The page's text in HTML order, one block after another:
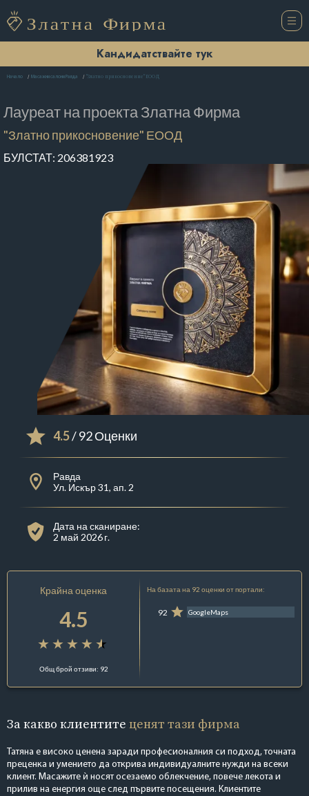
Кандидатствайте тук
Начало Масажни салони Равда "Златно прикосновение" ЕООД
Лауреат на проектаЗлатна Фирма
"Златно прикосновение" ЕООД
БУЛСТАТ: 206381923
4.5/ 92 Оценки
Равда
Ул. Искър 31, ап. 2
Дата на сканиране:
2 май 2026 г.
Крайна оценка
4.5
Общ брой отзиви: 92
На базата на 92 оценки от портали:
92 GoogleMaps
За какво клиентите ценят тази фирма
Татяна е високо ценена заради професионалния си подход, точната
преценка и умението да открива индивидуалните нужди на всеки
клиент. Масажите ѝ носят осезаемо облекчение, повече лекота и
прилив на енергия още след първите посещения. Клиентите